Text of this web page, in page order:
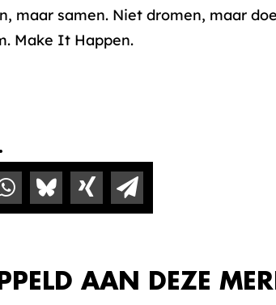
maar samen. Niet dromen, maar
Make It Happen.
AAN DEZE